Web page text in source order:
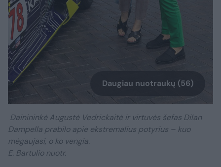
Daugiau nuotraukų (56)
Dainininkė Augustė Vedrickaitė ir virtuvės šefas Dilan
Dampella prabilo apie ekstremalius potyrius – kuo
mėgaujasi, o ko vengia.
E. Bartulio nuotr.